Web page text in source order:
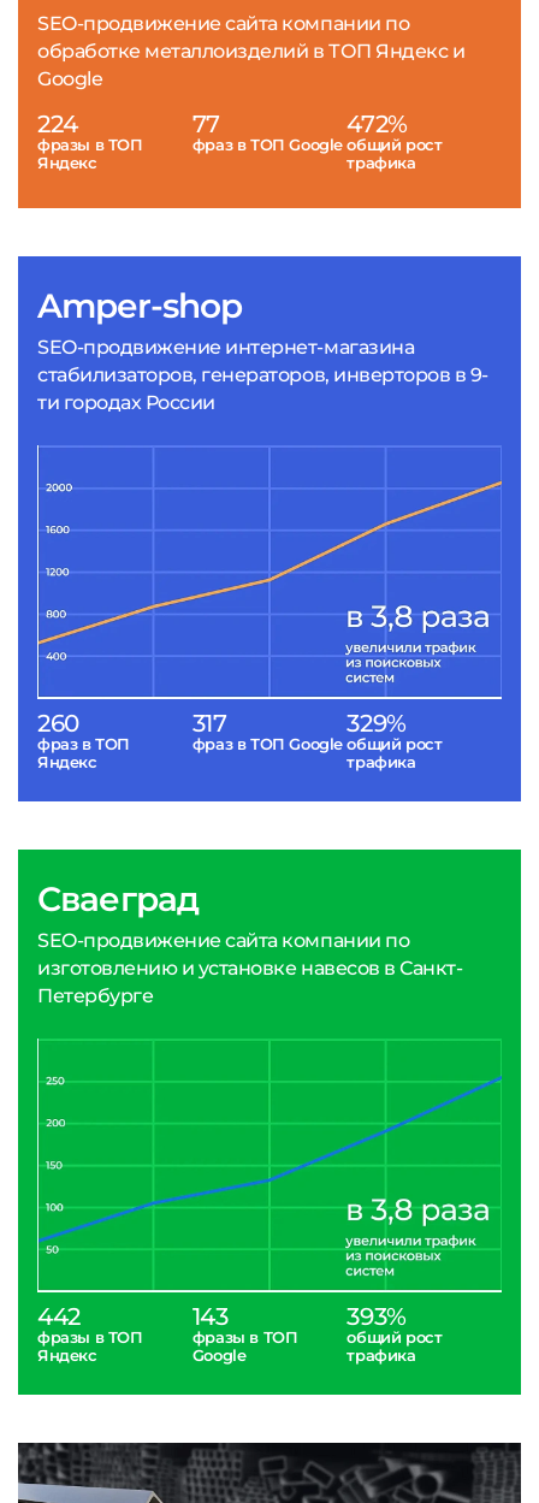
Amper-shop
SEO-продвижение интернет-магазина
стабилизаторов, генераторов, инверторов в 9-
ти городах России
260
фраз в ТОП
Яндекс
317
фраз в ТОП Google
329%
общий рост
трафика
SEO-продвижение сайта компании по
обработке металлоизделий в ТОП Яндекс и
Google
224
фразы в ТОП
Яндекс
77
фраз в ТОП Google
472%
общий рост
трафика
Сваеград
SEO-продвижение сайта компании по
изготовлению и установке навесов в Санкт-
Петербурге
442
фразы в ТОП
Яндекс
143
фразы в ТОП
Google
393%
общий рост
трафика